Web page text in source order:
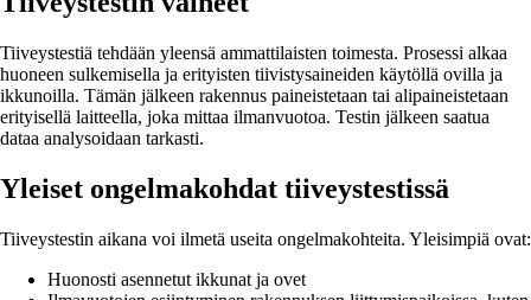
Tiiveystestiä tehdään yleensä ammattilaisten toimesta. Prosessi alkaa
huoneen sulkemisella ja erityisten tiivistysaineiden käytöllä ovilla ja
ikkunoilla. Tämän jälkeen rakennus paineistetaan tai alipaineistetaan
erityisellä laitteella, joka mittaa ilmanvuotoa. Testin jälkeen saatua
dataa analysoidaan tarkasti.
Yleiset ongelmakohdat tiiveystestissä
Tiiveystestin aikana voi ilmetä useita ongelmakohteita. Yleisimpiä ovat:
Huonosti asennetut ikkunat ja ovet